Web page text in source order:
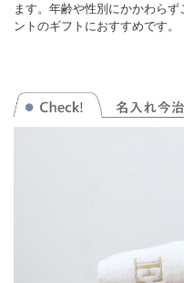
ます。年齢や性別にかかわら
ントのギフトにおすすめです。